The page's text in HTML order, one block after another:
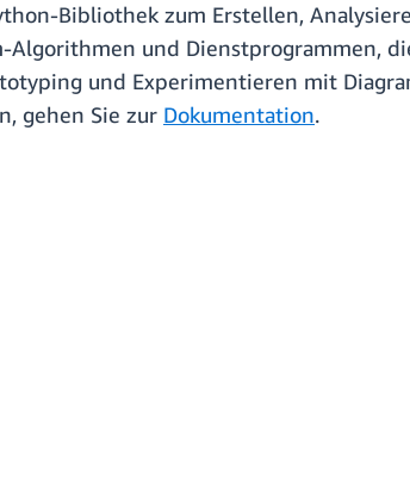
Bibliothek zum Erstellen,
und Dienstprogrammen,
und Experimentieren mit
gehen Sie zur Dokumentation.